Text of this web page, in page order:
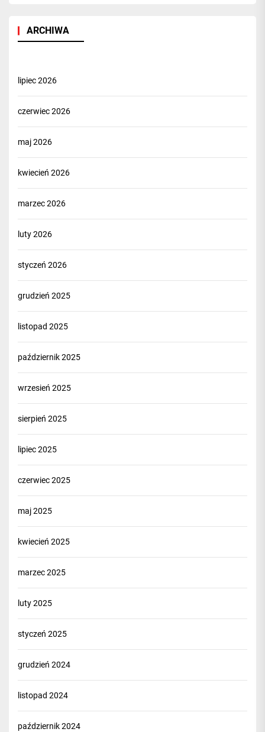
ARCHIWA
lipiec 2026
czerwiec 2026
maj 2026
kwiecień 2026
marzec 2026
luty 2026
styczeń 2026
grudzień 2025
listopad 2025
październik 2025
wrzesień 2025
sierpień 2025
lipiec 2025
czerwiec 2025
maj 2025
kwiecień 2025
marzec 2025
luty 2025
styczeń 2025
grudzień 2024
listopad 2024
październik 2024